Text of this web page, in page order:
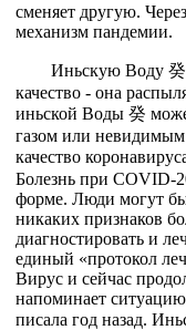
сменяет другую.
механизм пандемии.
Иньскую Воду 癸
качество - она
иньской Воды 癸
газом или
качество
Болезнь при COVID-
форме. Люди могут
никаких признаков
диагностировать и
единый «протокол
Вирус и сейчас
напоминает
писала год назад.